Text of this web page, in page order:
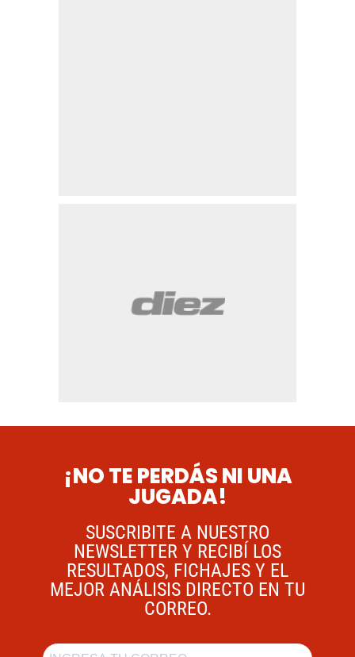
¡NO TE PERDÁS NI UNA
JUGADA!
SUSCRIBITE A NUESTRO
NEWSLETTER Y RECIBÍ LOS
RESULTADOS, FICHAJES Y EL
MEJOR ANÁLISIS DIRECTO EN TU
CORREO.